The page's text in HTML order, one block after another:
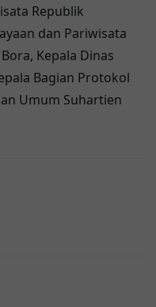
Republik
dan Pariwisata
Kepala Dinas
Bagian Protokol
Umum Suhartien